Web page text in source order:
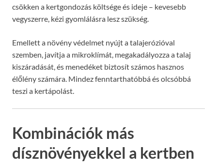
csökken a kertgondozás költsége és ideje – kevesebb
vegyszerre, kézi gyomlálásra lesz szükség.
Emellett a növény védelmet nyújt a talajerózióval
szemben, javítja a mikroklímát, megakadályozza a talaj
kiszáradását, és menedéket biztosít számos hasznos
élőlény számára. Mindez fenntarthatóbbá és olcsóbbá
teszi a kertápolást.
Kombinációk más
dísznövényekkel a kertben